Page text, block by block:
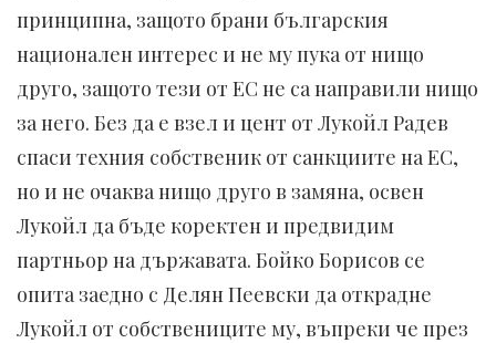
принципна, защото брани българския
национален интерес и не му пука от нищо
друго, защото тези от ЕС не са направили нищо
за него. Без да е взел и цент от Лукойл Радев
спаси техния собственик от санкциите на ЕС,
но и не очаква нищо друго в замяна, освен
Лукойл да бъде коректен и предвидим
партньор на държавата. Бойко Борисов се
опита заедно с Делян Пеевски да открадне
Лукойл от собствениците му, въпреки че през